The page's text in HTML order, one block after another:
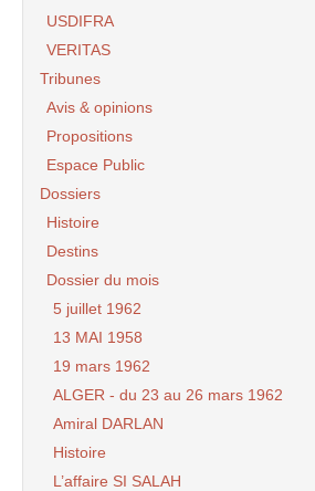
USDIFRA
VERITAS
Tribunes
Avis & opinions
Propositions
Espace Public
Dossiers
Histoire
Destins
Dossier du mois
5 juillet 1962
13 MAI 1958
19 mars 1962
ALGER - du 23 au 26 mars 1962
Amiral DARLAN
Histoire
L’affaire SI SALAH